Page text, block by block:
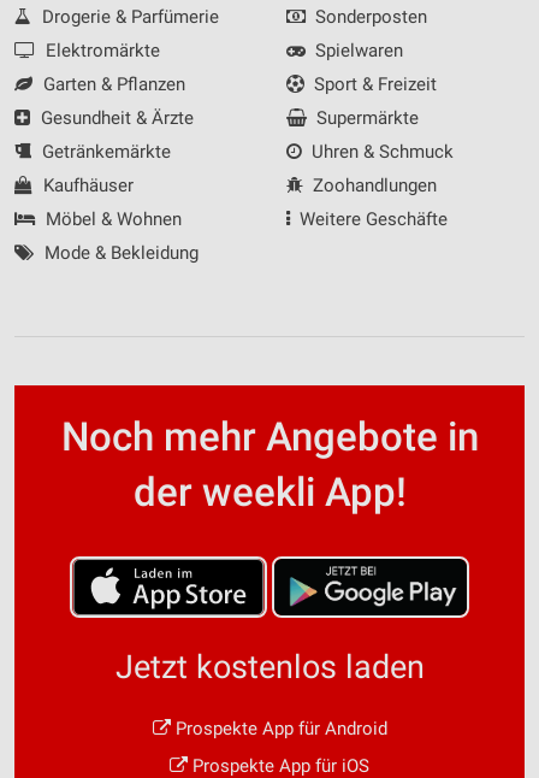
Drogerie & Parfümerie
Elektromärkte
Garten & Pflanzen
Gesundheit & Ärzte
Getränkemärkte
Kaufhäuser
Möbel & Wohnen
Mode & Bekleidung
Sonderposten
Spielwaren
Sport & Freizeit
Supermärkte
Uhren & Schmuck
Zoohandlungen
Weitere Geschäfte
Noch mehr Angebote in
der weekli App!
Jetzt kostenlos laden
Prospekte App für Android
Prospekte App für iOS